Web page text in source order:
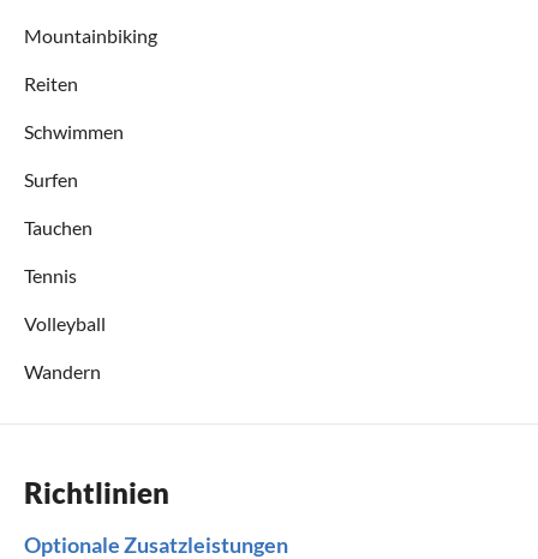
Mountainbiking
Reiten
Schwimmen
Surfen
Tauchen
Tennis
Volleyball
Wandern
Richtlinien
Optionale Zusatzleistungen